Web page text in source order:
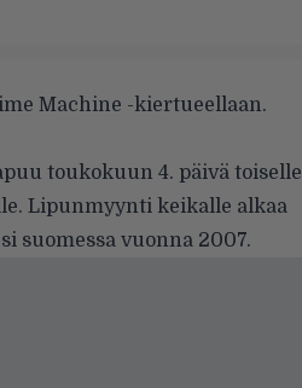
Machine -kiertueellaan.
toukokuun 4. päivä toiselle
Lipunmyynti keikalle alkaa
suomessa vuonna 2007.